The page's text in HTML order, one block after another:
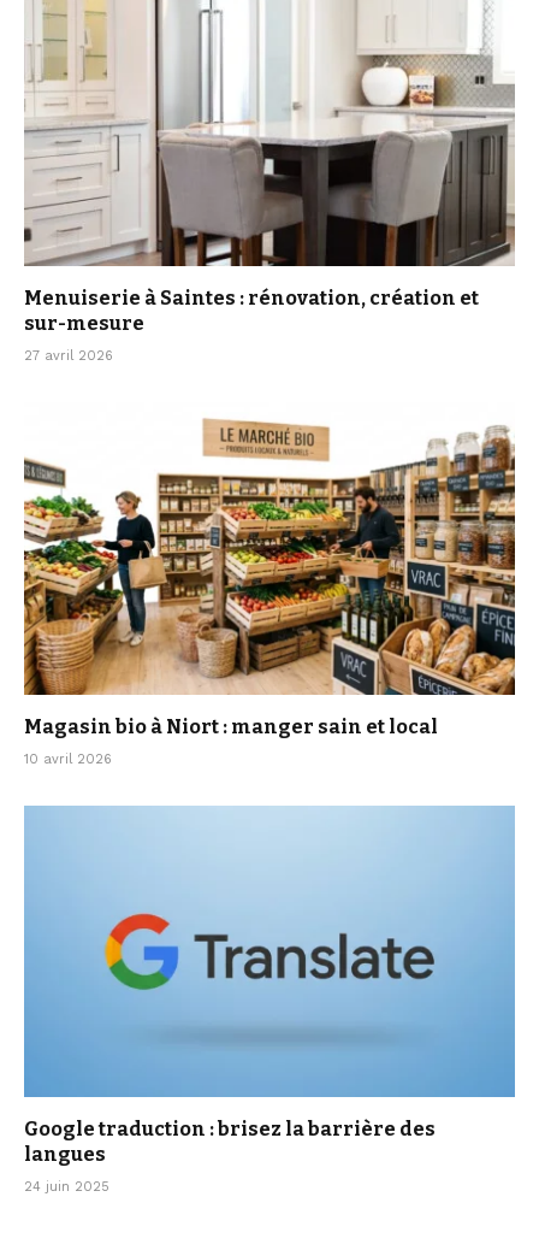
Menuiserie à Saintes : rénovation, création et
sur-mesure
27 avril 2026
Magasin bio à Niort : manger sain et local
10 avril 2026
Google traduction : brisez la barrière des
langues
24 juin 2025